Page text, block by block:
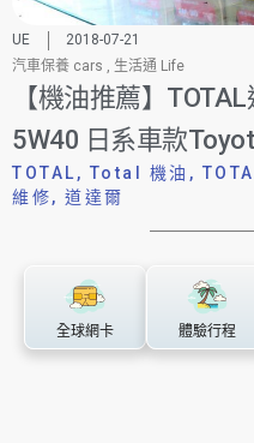
UE
2018-07-21
汽車保養 cars , 生活通 Life
【機油推薦】
5W40 日系車款
TOTAL, Total 機油 ,
維修, 道達爾
全球網卡 體驗行程